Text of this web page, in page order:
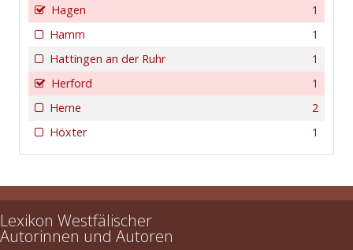
1
Hagen
1
Hamm
1
Hattingen an der Ruhr
1
Herford
2
Herne
1
Höxter
Lexikon Westfälischer
Autorinnen und Autoren